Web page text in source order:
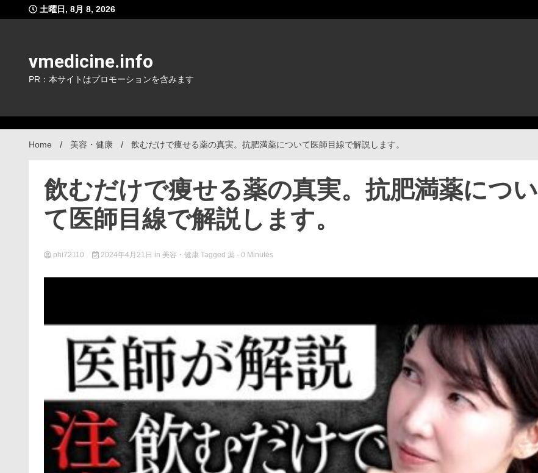
to
土曜日, 8月 8, 2026
vmedicine.info
PR：本サイトはプロモーションを含みます
Home 美容・健康 飲むだけで痩せる薬の真実。抗肥満薬について医師目線で解説します。
飲むだけで痩せる薬の真実。抗肥満薬につい
て医師目線で解説します。
phi72110 2024年4月21日 in 美容・健康 Tagged 薬 - 0 Minutes